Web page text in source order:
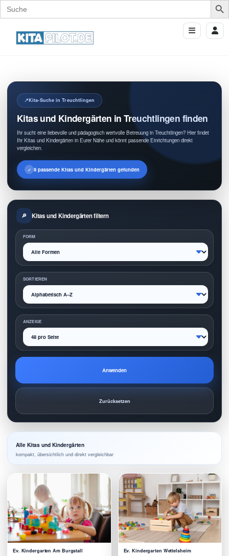
Search
for:
Kita-Suche in Treuchtlingen
Kitas und Kindergärten in Treuchtlingen finden
Ihr sucht eine liebevolle und pädagogisch wertvolle Betreuung in Treuchtlingen? Hier findet
Ihr Kitas und Kindergärten in Eurer Nähe und könnt passende Einrichtungen direkt
vergleichen.
9 passende Kitas und Kindergärten gefunden
Kitas und Kindergärten filtern
FORM
SORTIEREN
ANZEIGE
Anwenden
Zurücksetzen
Alle Kitas und Kindergärten
kompakt, übersichtlich und direkt vergleichbar
Ev. Kindergarten Am Burgstall Ev. Kindergarten Wettelsheim